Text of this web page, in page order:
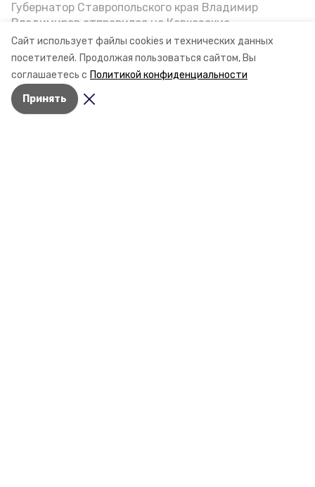
Сайт использует файлы cookies и технических данных
посетителей. Продолжая пользоваться сайтом, Вы
соглашаетесь с Политикой конфиденциальности
Принять
Губернатор Ставропольского края Владимир
Владимиров отправился на Кавказские
Минеральные Воды, чтобы проинспектировать
строительство объектов в Кисловодске и
Минводах, а также выслушать предложения о
постройке новых точек притяжения для местных
жителей. Подробнее — в материале «Победы26».